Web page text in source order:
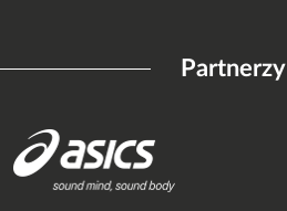
Partnerzy